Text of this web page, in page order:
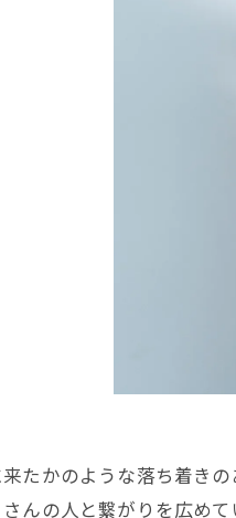
たかのような落ち着き
んの人と繋がりを広め